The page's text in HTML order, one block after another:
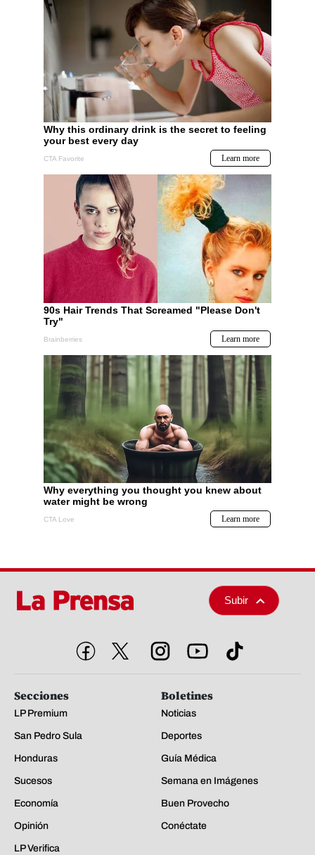
Subir
Secciones
LP Premium
San Pedro Sula
Honduras
Sucesos
Economía
Opinión
LP Verifica
Boletines
Noticias
Deportes
Guía Médica
Semana en Imágenes
Buen Provecho
Conéctate